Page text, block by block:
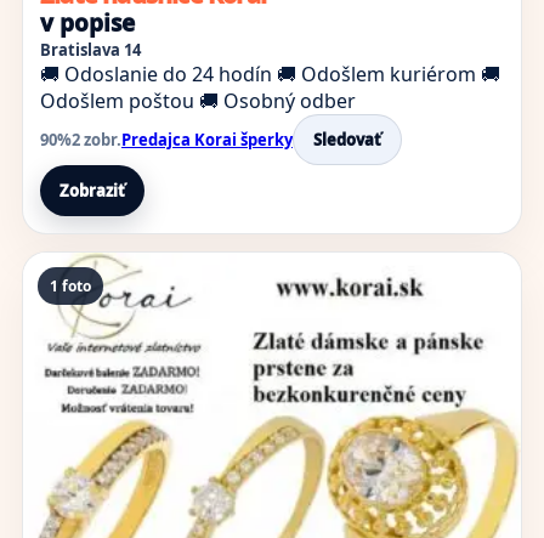
v popise
Bratislava 14
🚚 Odoslanie do 24 hodín 🚚 Odošlem kuriérom 🚚
Odošlem poštou 🚚 Osobný odber
90%2 zobr.Predajca Korai šperky Sledovať
Zobraziť
1 foto